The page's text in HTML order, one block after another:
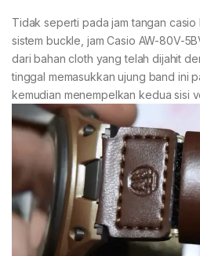
Tidak seperti pada jam tangan
sistem buckle, jam Casio AW-80V-
dari bahan cloth yang telah dijahit
tinggal memasukkan ujung band ini
kemudian menempelkan kedua sisi